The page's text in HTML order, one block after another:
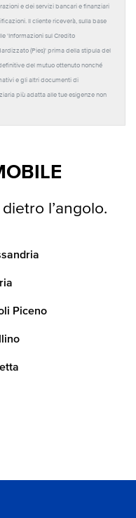
e dei servizi bancari e finanziari
Il cliente riceverà, sulla base
'Informazioni sul Credito
(Pies)' prima della stipula del
del mutuo ottenuto nonché
e gli altri documenti di
più adatta alle tue esigenze non
l’angolo.
Piceno